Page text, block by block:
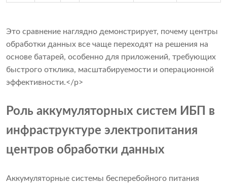
Это сравнение наглядно демонстрирует, почему центры
обработки данных все чаще переходят на решения на
основе батарей, особенно для приложений, требующих
быстрого отклика, масштабируемости и операционной
эффективности.</p>
Роль аккумуляторных систем ИБП в
инфраструктуре электропитания
центров обработки данных
Аккумуляторные системы бесперебойного питания